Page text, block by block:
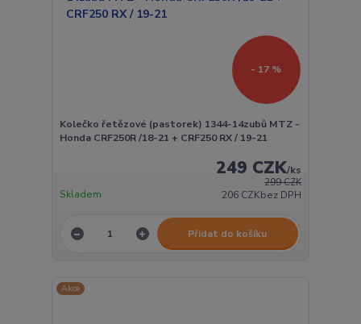
- 17 %
Kolečko řetězové (pastorek) 1344-14zubů MTZ -
Honda CRF250R /18-21 + CRF250 RX / 19-21
299 CZK
249 CZK/ks
206 CZKbez DPH
Skladem
Přidat do košíku
Akce